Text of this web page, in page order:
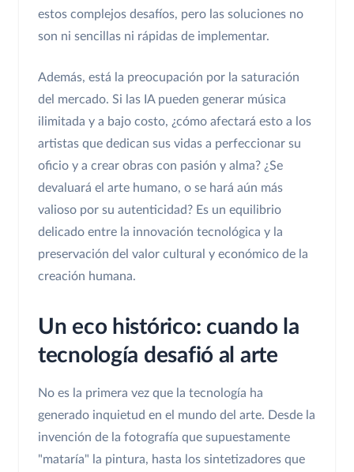
estos complejos desafíos, pero las soluciones no
son ni sencillas ni rápidas de implementar.
Además, está la preocupación por la saturación
del mercado. Si las IA pueden generar música
ilimitada y a bajo costo, ¿cómo afectará esto a los
artistas que dedican sus vidas a perfeccionar su
oficio y a crear obras con pasión y alma? ¿Se
devaluará el arte humano, o se hará aún más
valioso por su autenticidad? Es un equilibrio
delicado entre la innovación tecnológica y la
preservación del valor cultural y económico de la
creación humana.
Un eco histórico: cuando la
tecnología desafió al arte
No es la primera vez que la tecnología ha
generado inquietud en el mundo del arte. Desde la
invención de la fotografía que supuestamente
"mataría" la pintura, hasta los sintetizadores que